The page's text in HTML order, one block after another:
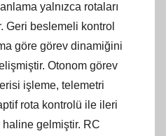
yalnızca rotaları
Geri beslemeli kontrol
göre görev dinamiğini
Otonom görev
işleme, telemetri
rota kontrolü ile ileri
gelmiştir. RC